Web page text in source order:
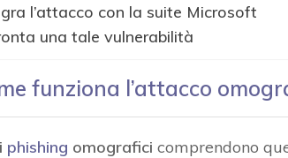
l’attacco con la suite Microsoft
una tale vulnerabilità
funziona l’attacco
phishing omografici comprendono